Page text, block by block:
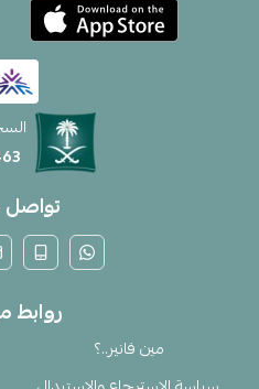
تواصل
روابط
مين فانير..؟